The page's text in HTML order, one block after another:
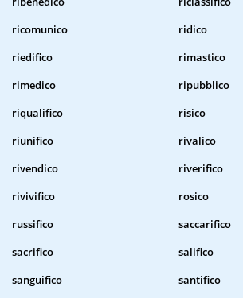
ricomunico
ridico
riedifico
rimastico
rimedico
ripubblico
riqualifico
risico
riunifico
rivalico
rivendico
riverifico
rivivifico
rosico
russifico
saccarifico
sacrifico
salifico
sanguifico
santifico